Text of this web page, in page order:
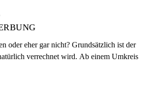
oder eher gar nicht? Grundsätzlich ist der
verrechnet wird. Ab einem Umkreis